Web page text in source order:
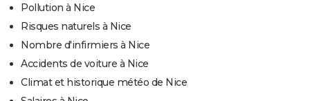
Pollution à Nice
Risques naturels à Nice
Nombre d'infirmiers à Nice
Accidents de voiture à Nice
Climat et historique météo de Nice